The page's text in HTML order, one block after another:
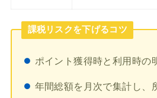
課税リスクを下げるコツ
ポイント獲得時と利用時の
年間総額を月次で集計し、